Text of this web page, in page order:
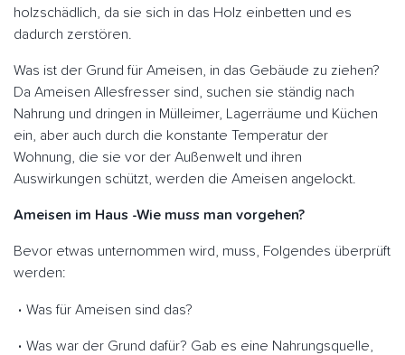
holzschädlich, da sie sich in das Holz einbetten und es
dadurch zerstören.
Was ist der Grund für Ameisen, in das Gebäude zu ziehen?
Da Ameisen Allesfresser sind, suchen sie ständig nach
Nahrung und dringen in Mülleimer, Lagerräume und Küchen
ein, aber auch durch die konstante Temperatur der
Wohnung, die sie vor der Außenwelt und ihren
Auswirkungen schützt, werden die Ameisen angelockt.
Ameisen im Haus -Wie muss man vorgehen?
Bevor etwas unternommen wird, muss, Folgendes überprüft
werden:
Was für Ameisen sind das?
Was war der Grund dafür? Gab es eine Nahrungsquelle,